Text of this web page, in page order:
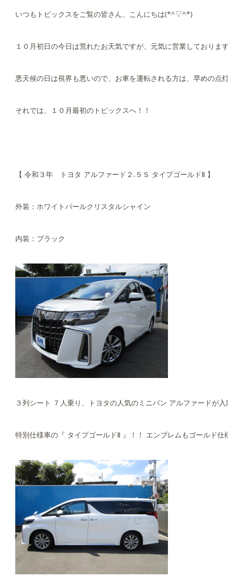
いつもトピックスをご覧の皆さん、こんにちは(*^▽^*)
１０月初日の今日は荒れたお天気ですが、元気に営業しております
悪天候の日は視界も悪いので、お車を運転される方は、早めの点
それでは、１０月最初のトピックスへ！！
【 令和３年 トヨタ アルファード２.５Ｓ タイプゴールドⅡ 】
外装：ホワイトパールクリスタルシャイン
内装：ブラック
３列シート ７人乗り、トヨタの人気のミニバン アルファードが入
特別仕様車の『 タイプゴールドⅡ 』！！ エンブレムもゴールド